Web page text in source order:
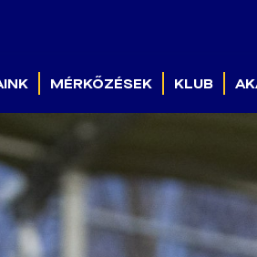
MÉRKŐZÉSEK KLUB